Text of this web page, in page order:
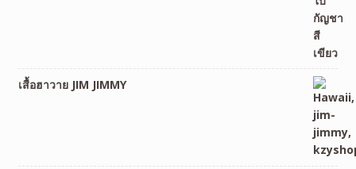
เสื้อฮาวาย JIM JIMMY